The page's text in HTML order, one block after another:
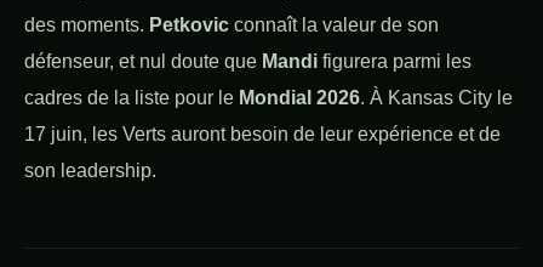
des moments. Petkovic connaît la valeur de son
défenseur, et nul doute que Mandi figurera parmi les
cadres de la liste pour le Mondial 2026. À Kansas City le
17 juin, les Verts auront besoin de leur expérience et de
son leadership.